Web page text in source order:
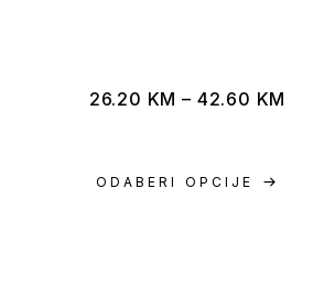
ODABERI OPCIJE
26.20 KM – 42.60 KM